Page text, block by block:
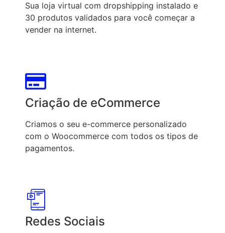
Sua loja virtual com dropshipping instalado e
30 produtos validados para você começar a
vender na internet.
Criação de eCommerce
Criamos o seu e-commerce personalizado
com o Woocommerce com todos os tipos de
pagamentos.
Redes Sociais